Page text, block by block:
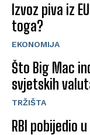
Izvoz piva iz
toga?
EKONOMIJA
Što Big Mac
svjetskih
TRŽIŠTA
RBI pobijedio